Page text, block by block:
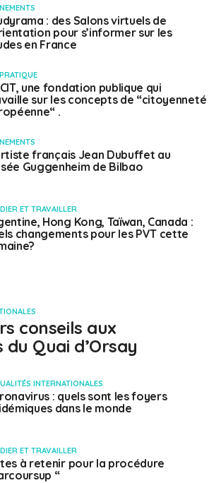
: des Salons virtuels de
pour s’informer sur les
en France
une fondation publique qui
sur les concepts de “citoyenneté
.
français Jean Dubuffet au
Guggenheim de Bilbao
ET TRAVAILLER
Hong Kong, Taïwan, Canada :
changements pour les PVT cette
conseils aux
Quai d’Orsay
INTERNATIONALES
: quels sont les foyers
dans le monde
ET TRAVAILLER
à retenir pour la procédure
“